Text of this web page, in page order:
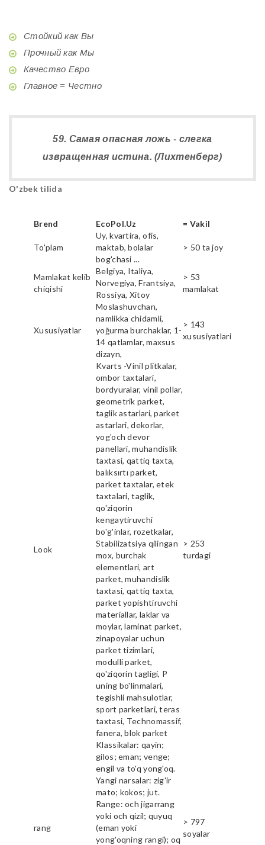
Стойкий как Вы
Прочный как Мы
Качество Евро
Главное = Честно
59. Самая опасная ложь - слегка
извращенная истина. (Лихтенберг)
O'zbek tilida
Brend EcoPol.Uz = Vakil
To'plam
Uy, kvartira, ofis,
maktab, bolalar
bog'chasi ...
> 50 ta joy
Mamlakat kelib
chiqishi
Belgiya, Italiya,
Norvegiya, Frantsiya,
Rossiya, Xitoy
> 53
mamlakat
Xususiyatlar
Moslashuvchan,
namlikka chidamli,
yoğurma burchaklar, 1-
14 qatlamlar, maxsus
dizayn,
> 143
xususiyatlari
Look
Kvarts -Vinil plitkalar,
ombor taxtalari,
bordyuralar, vinil pollar,
geometrik parket,
taglik astarlari, parket
astarlari, dekorlar,
yog'och devor
panellari, muhandislik
taxtasi, qattiq taxta,
balıksırtı parket,
parket taxtalar, etek
taxtalari, taglik,
qo'ziqorin
kengaytiruvchi
bo'g'inlar, rozetkalar,
Stabilizatsiya qilingan
mox, burchak
elementlari, art
parket, muhandislik
taxtasi, qattiq taxta,
parket yopishtiruvchi
materiallar, laklar va
moylar, laminat parket,
zinapoyalar uchun
parket tizimlari,
modulli parket,
qo'ziqorin tagligi, P
uning bo'linmalari,
tegishli mahsulotlar,
sport parketlari, teras
taxtasi, Technomassif,
fanera, blok parket
> 253
turdagi
rang
Klassikalar: qayin;
gilos; eman; venge;
engil va to'q yong'oq.
Yangi narsalar: zig'ir
mato; kokos; jut.
Range: och jigarrang
yoki och qizil; quyuq
(eman yoki
yong'oqning rangi); oq
> 797
soyalar